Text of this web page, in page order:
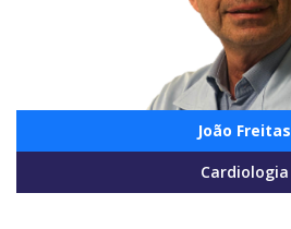
João Freitas
Cardiologia